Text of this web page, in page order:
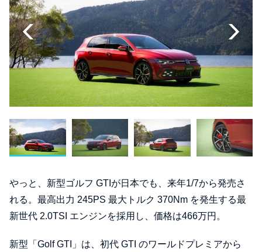
やっと、新型ゴルフ GTIが日本でも、来年1/7から発売さ
れる。最高出力 245PS 最大トルク 370Nm を発生する最
新世代 2.0TSI エンジンを採用し、価格は466万円。
新型「Golf GTI」は、初代 GTI のワールドプレミアから